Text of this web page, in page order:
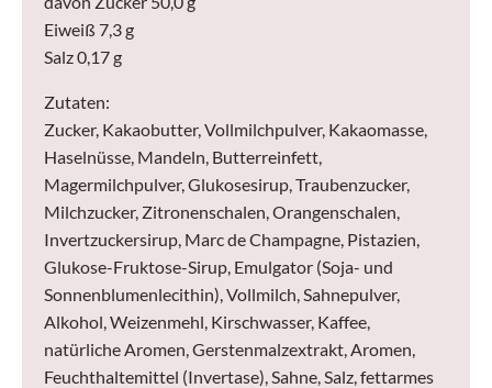
Eiweiß 7,3 g
Salz 0,17 g
Zutaten:
Zucker, Kakaobutter, Vollmilchpulver, Kakaomasse,
Haselnüsse, Mandeln, Butterreinfett,
Magermilchpulver, Glukosesirup, Traubenzucker,
Milchzucker, Zitronenschalen, Orangenschalen,
Invertzuckersirup, Marc de Champagne, Pistazien,
Glukose-Fruktose-Sirup, Emulgator (Soja- und
Sonnenblumenlecithin), Vollmilch, Sahnepulver,
Alkohol, Weizenmehl, Kirschwasser, Kaffee,
natürliche Aromen, Gerstenmalzextrakt, Aromen,
Feuchthaltemittel (Invertase), Sahne, Salz, fettarmes